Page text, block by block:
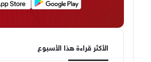
الأكثر قراءة هذا الأسبوع